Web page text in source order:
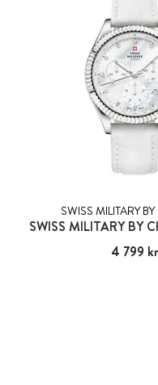
SWISS MILITARY
SWISS MILITARY BY
Pris:4 799
4 799 kr